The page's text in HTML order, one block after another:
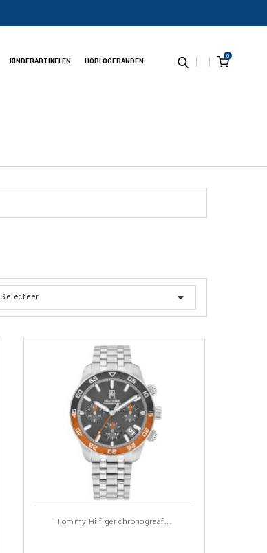
0
KINDERARTIKELEN HORLOGEBANDEN
Selecteer 
Tommy Hilfiger chronograaf...